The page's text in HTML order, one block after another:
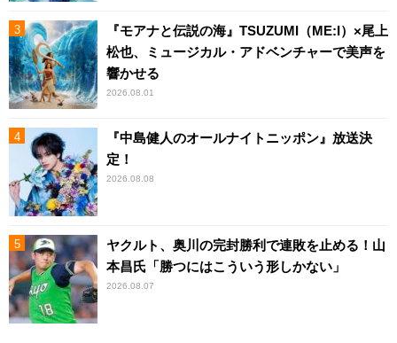
『モアナと伝説の海』TSUZUMI（ME:I）×尾上
松也、ミュージカル・アドベンチャーで美声を
響かせる
2026.08.01
『中島健人のオールナイトニッポン』放送決
定！
2026.08.08
ヤクルト、奥川の完封勝利で連敗を止める！山
本昌氏「勝つにはこういう形しかない」
2026.08.07